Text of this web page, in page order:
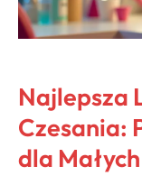
Najlepsza
Czesania:
dla